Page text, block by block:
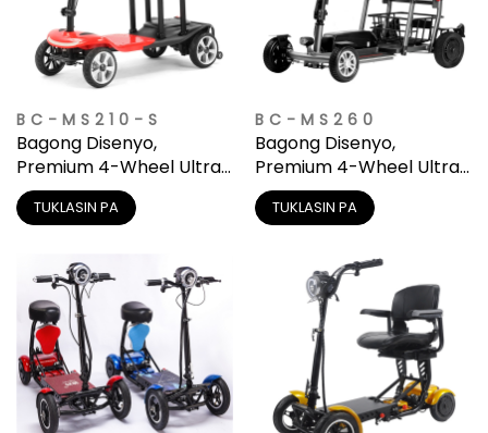
BC-MS210-S
Bagong Disenyo,
Premium 4-Wheel Ultra-
Light Mobility Scooter
para sa Matatanda
TUKLASIN PA
BC-MS260
Bagong Disenyo,
Premium 4-Wheel Ultra-
Light Mobility Scooter
para sa Matatanda
TUKLASIN PA